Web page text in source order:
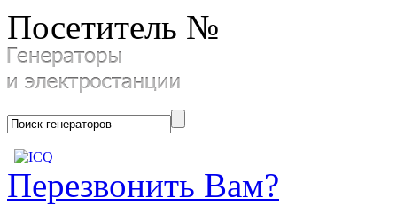
Посетитель №
Перезвонить Вам?